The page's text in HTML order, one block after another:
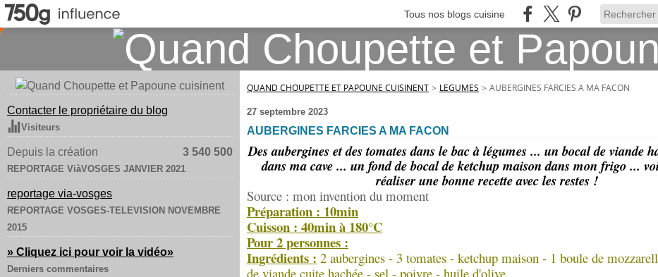
Tous nos blogs cuisine
Contacter le propriétaire du blog
Visiteurs
Depuis la création 3 540 500
REPORTAGE ViàVOSGES JANVIER 2021
reportage via-vosges
REPORTAGE VOSGES-TELEVISION NOVEMBRE
2015
» Cliquez ici pour voir la vidéo»
Derniers commentaires
QUAND CHOUPETTE ET PAPOUNE CUISINENT > LEGUMES > AUBERGINES FARCIES A MA FACON
27 septembre 2023
AUBERGINES FARCIES A MA FACON
Des aubergines et des tomates dans le bac à légumes ... un bocal de viande
dans ma cave ... un fond de bocal de ketchup maison dans mon frigo ...
réaliser une bonne recette avec les restes !
Source : mon invention du moment
Préparation : 10min
Cuisson : 40min à 180°C
Pour 2 personnes :
Ingrédients : 2 aubergines - 3 tomates - ketchup maison - 1 boule de
de viande cuite hachée - sel - poivre - huile d'olive